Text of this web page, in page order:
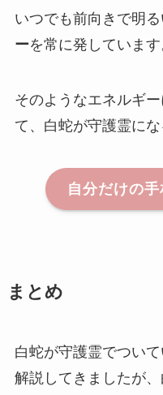
いつでも前向きで明る
ーを常に発しています
そのようなエネルギ
て、白蛇が守護霊にな
自分だけの
まとめ
白蛇が守護霊でつい
解説してきましたが